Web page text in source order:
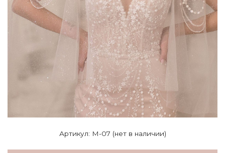
Артикул: M-07 (нет в наличии)